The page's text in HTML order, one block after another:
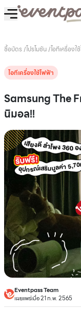
ซื้อบัตร /โปรโมชัน/ไอทีเครื่องใ
ไอทีเครื่องใช้ไฟฟ้า
Samsung The
นิมอล!!
Eventpass Team
เผยแพร่เมื่อ 21 ก.พ. 2565